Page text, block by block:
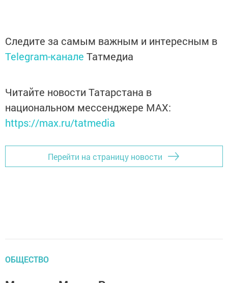
Следите за самым важным и интересным в
Telegram-канале Татмедиа
Читайте новости Татарстана в
национальном мессенджере MАХ:
https://max.ru/tatmedia
Перейти на страницу новости
ОБЩЕСТВО